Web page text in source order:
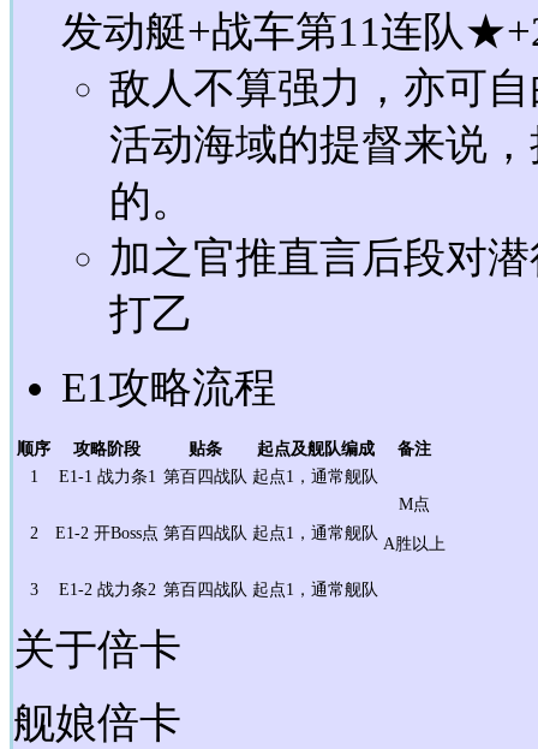
发动艇+战车第11连队
敌人不算强力，亦可
活动海域的提督来说
的。
加之官推直言后段对
打乙
E1攻略流程
顺序 攻略阶段 贴条 起点及舰队编成
备注
1
E1-1 战力条1 第百四战队 起点1，通常舰队
2 E1-2 开Boss点 第百四战队 起点1，通常舰队
M点
A胜以上
3 E1-2 战力条2 第百四战队 起点1，通常舰队
关于倍卡
舰娘倍卡